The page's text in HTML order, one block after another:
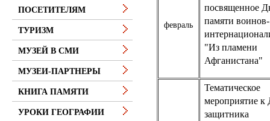
февраль
посвященное
памяти воинов-
"Из пламени
Афганистана"
Тематическое
мероприятие
защитника
ПОСЕТИТЕЛЯМ
ТУРИЗМ
МУЗЕЙ В СМИ
МУЗЕИ-ПАРТНЕРЫ
КНИГА ПАМЯТИ
УРОКИ ГЕОГРАФИИ